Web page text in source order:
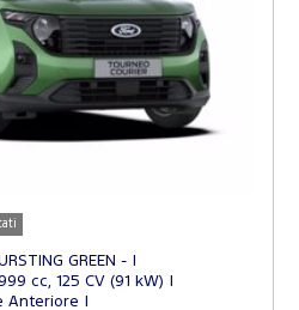
GREEN -
cc, 125 CV (91 kW)
Anteriore